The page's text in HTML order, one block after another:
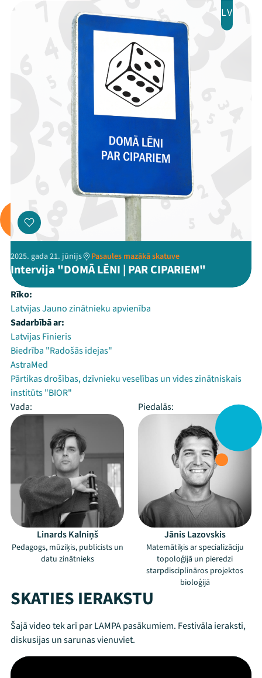
LV
2025. gada 21. jūnijs Pasaules mazākā skatuve
Intervija "DOMĀ LĒNI | PAR CIPARIEM"
Rīko:
Latvijas Jauno zinātnieku apvienība
Sadarbībā ar:
Latvijas Finieris
Biedrība "Radošās idejas"
AstraMed
Pārtikas drošības, dzīvnieku veselības un vides zinātniskais
institūts "BIOR"
Vada:
Piedalās:
Linards Kalniņš
Pedagogs, mūziķis, publicists un
datu zinātnieks
Jānis Lazovskis
Matemātiķis ar specializāciju
topoloģijā un pieredzi
starpdisciplināros projektos
bioloģijā
SKATIES IERAKSTU
Šajā video tek arī par LAMPA pasākumiem. Festivāla ieraksti,
diskusijas un sarunas vienuviet.